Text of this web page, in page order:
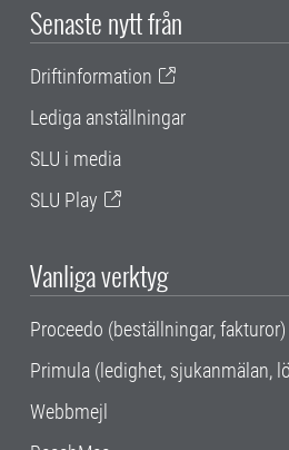
Senaste nytt från
Driftinformation
Lediga anställningar
SLU i media
SLU Play
Vanliga verktyg
Proceedo (beställningar, fakturor)
Primula (ledighet, sjukanmälan,
Webbmejl